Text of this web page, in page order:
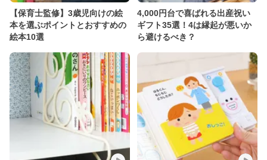
【保育士監修】3歳児向けの絵
本を選ぶポイントとおすすめの
絵本10選
4,000円台で喜ばれる出産祝い
ギフト35選！4は縁起が悪いか
ら避けるべき？